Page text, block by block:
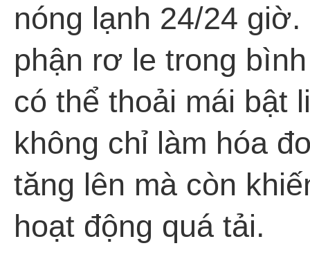
nóng lạnh 24/24
phận rơ le trong
có thể thoải mái bật
không chỉ làm hóa
tăng lên mà còn
hoạt động quá tải.